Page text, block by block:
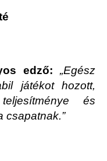
edző:
„Egész
játékot hozott,
és
csapatnak.”